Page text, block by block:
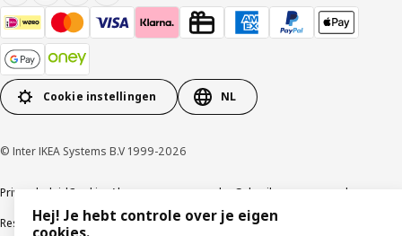
Cookie instellingen NL
© Inter IKEA Systems B.V 1999-2026
PrivacybeleidCookies Algemene voorwaarden
Gebruikersvoorwaarden
Responsible Disclosure ProgramVerklaring digitale toegankelijkheid
Hej! Je hebt controle over je eigen